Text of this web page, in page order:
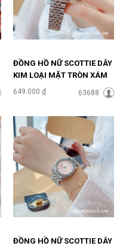
ĐỒNG HỒ NỮ SCOTTIE DÂY
KIM LOẠI MẶT TRÒN XÁM
THỜI THƯỢNG ĐHĐ48302
649.000 ₫ 63688
ĐỒNG HỒ NỮ SCOTTIE DÂY